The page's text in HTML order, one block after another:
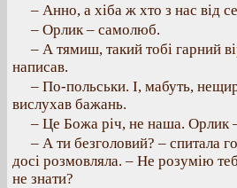
– Анно, а хіба ж хто з нас від
– Орлик – самолюб.
– А тямиш, такий тобі гарний
написав.
– По-пoльськи. І, мабуть,
вислухав бажань.
– Це Божа річ, не наша. Орлик
– А ти безголовий? – спитала
досі розмовляла. – Не розумію
не знати?